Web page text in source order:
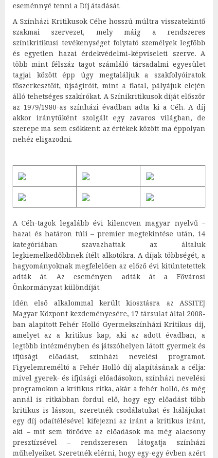
eseménnyé tenni a Díj átadását.
A Színházi Kritikusok Céhe hosszú múltra visszatekintő
szakmai szervezet, mely máig a rendszeres
színikritikusi tevékenységet folytató személyek legfőbb
és egyetlen hazai érdekvédelmi-képviseleti szerve. A
több mint félszáz tagot számláló társadalmi egyesület
tagjai között épp úgy megtaláljuk a szakfolyóiratok
főszerkesztőit, újságíróit, mint a fiatal, pályájuk elején
álló tehetséges szakírókat. A Színikritikusok díját először
az 1979/1980-as színházi évadban adta ki a Céh. A díj
akkor iránytűként szolgált egy zavaros világban, de
szerepe ma sem csökkent: az értékek között ma éppolyan
nehéz eligazodni.
A Céh-tagok legalább évi kilencven magyar nyelvű –
hazai és határon túli – premier megtekintése után, 14
kategóriában szavazhattak az általuk
legkiemelkedőbbnek ítélt alkotókra. A díjak többségét, a
hagyományoknak megfelelően az előző évi kitüntetettek
adták át. Az eseményen adták át a Fővárosi
Önkormányzat különdíját.
Idén első alkalommal került kiosztásra az ASSITEJ
Magyar Központ kezdeményesére, 17 társulat által 2008-
ban alapított Fehér Holló Gyermekszínházi Kritikus díj,
amelyet az a kritikus kap, aki az adott évadban, a
legtöbb intézményben és játszóhelyen látott gyermek és
ifjúsági előadást, színházi nevelési programot.
Figyelemreméltó a Fehér Holló díj alapításának a célja:
mivel gyerek- és ifjúsági előadásokon, színházi nevelési
programokon a kritikus ritka, akár a fehér holló, és még
annál is ritkábban fordul elő, hogy egy előadást több
kritikus is lásson, szeretnék csodálatukat és hálájukat
egy díj odaítélésével kifejezni az iránt a kritikus iránt,
aki – mit sem törődve az előadások ma még alacsony
presztízsével – rendszeresen látogatja színházi
műhelyeiket. Szeretnék elérni, hogy egy-egy évben azért